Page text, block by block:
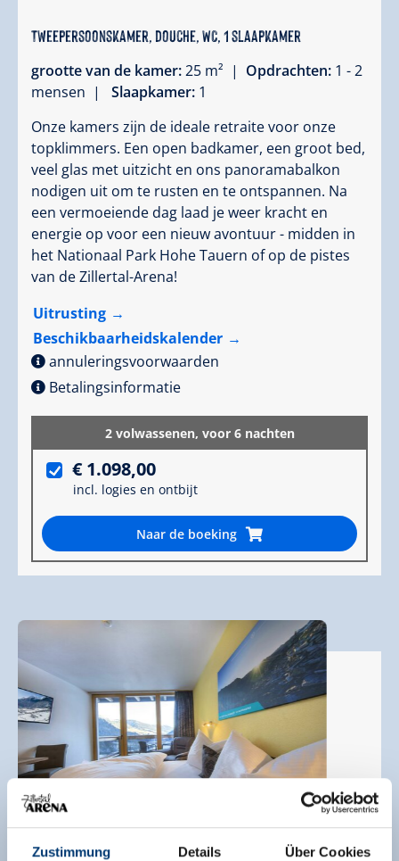
Zustimmung Details Über Cookies
Tweepersoonskamer, douche, WC, 1 slaapkamer
grootte van de kamer:25 m² | Opdrachten: 1 - 2
mensen |
Slaapkamer: 1
Onze kamers zijn de ideale retraite voor onze
topklimmers. Een open badkamer, een groot bed,
veel glas met uitzicht en ons panoramabalkon
nodigen uit om te rusten en te ontspannen. Na
een vermoeiende dag laad je weer kracht en
energie op voor een nieuw avontuur - midden in
het Nationaal Park Hohe Tauern of op de pistes
van de Zillertal-Arena!
Uitrusting
Beschikbaarheidskalender
annuleringsvoorwaarden
Betalingsinformatie
2 volwassenen, voor 6 nachten
€ 1.098,00
incl. logies en ontbijt
Naar de boeking